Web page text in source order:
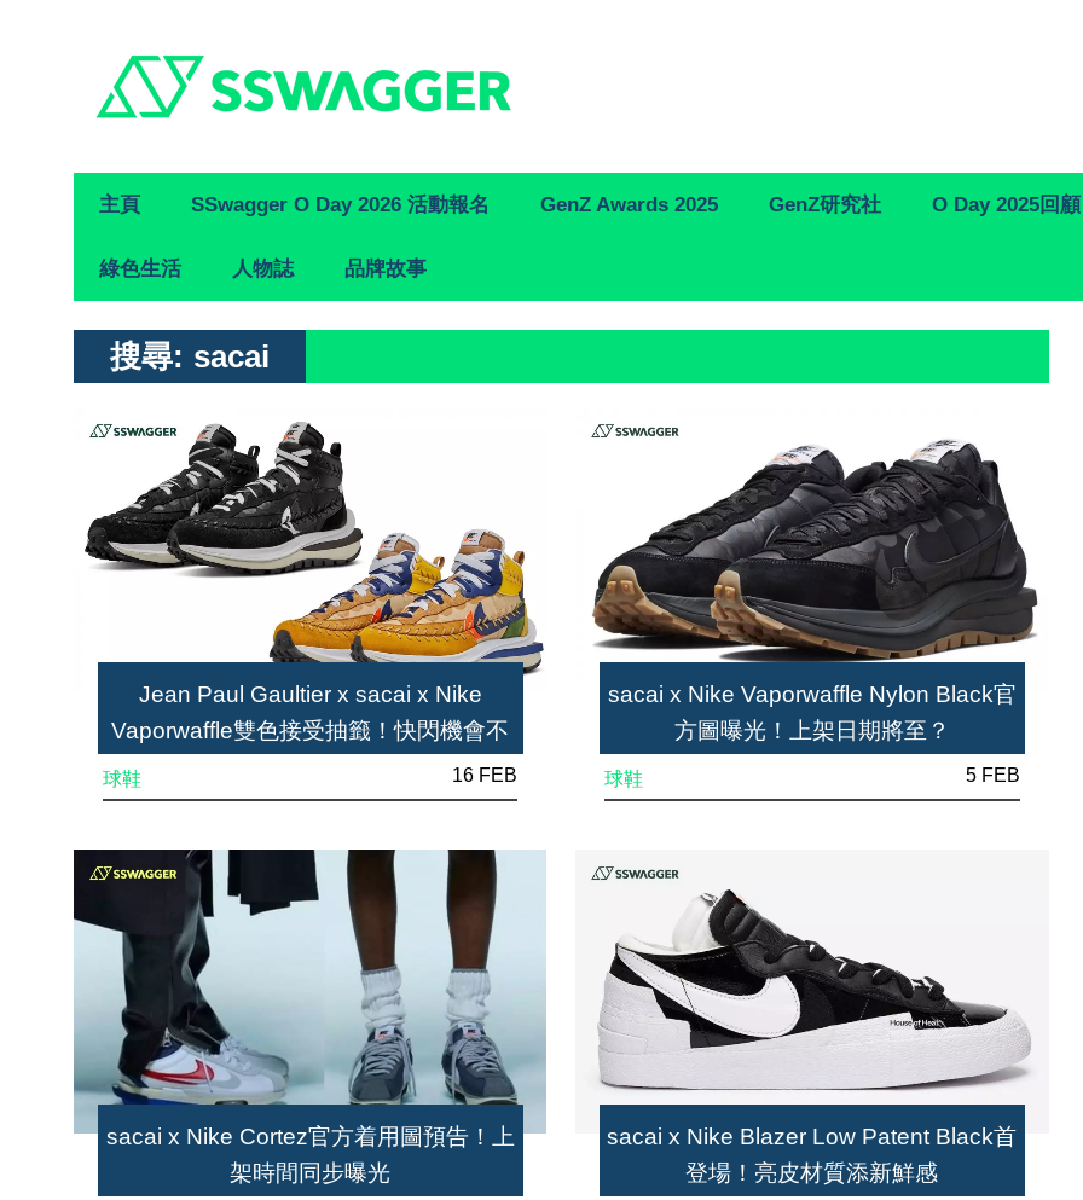
Primary
Navigation
主頁 SSwagger O Day 2026 活動報名 GenZ Awards 2025 GenZ研究社 O Day 2025回顧
綠色生活 人物誌 品牌故事
搜尋: sacai
Jean Paul Gaultier x sacai x Nike
Vaporwaffle雙色接受抽籤！快閃機會不
球鞋 16 FEB
sacai x Nike Cortez官方着用圖預告！上
架時間同步曝光
sacai x Nike Vaporwaffle Nylon Black官
方圖曝光！上架日期將至？
球鞋 5 FEB
sacai x Nike Blazer Low Patent Black首
登場！亮皮材質添新鮮感